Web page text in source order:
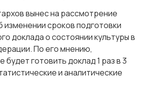
вынес на рассмотрение
сроков подготовки
доклада о состоянии культуры в
По его мнению,
готовить доклад 1 раз в 3
и аналитические